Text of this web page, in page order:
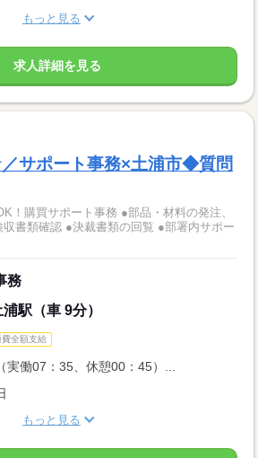
もっと見る
求人詳細を見る
サポート事務×土浦市◆質問
！購買サポート事務 ●部品・材料の発注、
書類確認 ●決裁書類の回覧 ●部署内サポー
務
駅（車 9分）
費全額支給
働07：35、休憩00：45）...
もっと見る